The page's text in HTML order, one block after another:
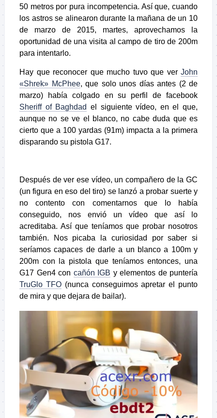
50 metros por pura incompetencia. Así que, cuando
los astros se alinearon durante la mañana de un 10
de marzo de 2015, martes, aprovechamos la
oportunidad de una visita al campo de tiro de 200m
para intentarlo.
Hay que reconocer que mucho tuvo que ver John
«Shrek» McPhee, que solo unos días antes (2 de
marzo) había colgado en su perfil de facebook
Sheriff of Baghdad el siguiente vídeo, en el que,
aunque no se ve el blanco, no cabe duda que es
cierto que a 100 yardas (91m) impacta a la primera
disparando su pistola G17.
Después de ver ese vídeo, un compañero de la GC
(un figura en eso del tiro) se lanzó a probar suerte y
no contento con comentarnos que lo había
conseguido, nos envió un vídeo que así lo
acreditaba. Así que teníamos que probar nosotros
también. Nos picaba la curiosidad por saber si
seríamos capaces de darle a un blanco a 100m y
200m con la pistola que teníamos entonces, una
G17 Gen4 con cañón IGB y elementos de puntería
TruGlo TFO(nunca conseguimos apretar el punto
de mira y que dejara de bailar).